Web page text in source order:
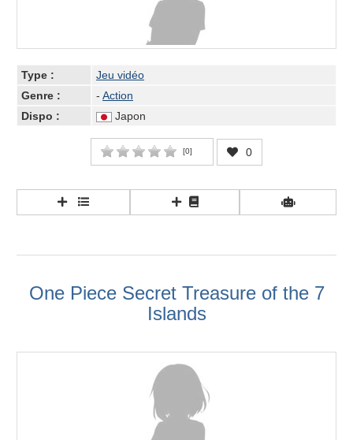
Type :
Jeu vidéo
Genre :
- Action
Dispo :
Japon
[0] 0
One Piece Secret Treasure of the 7
Islands